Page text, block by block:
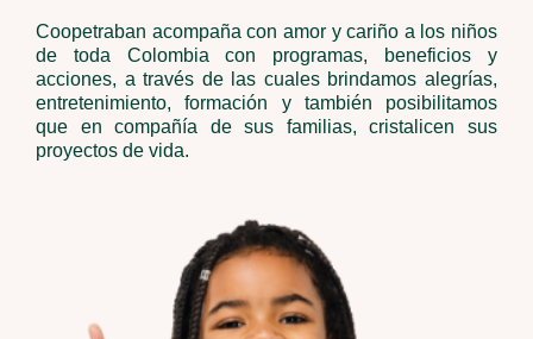
Coopetraban acompaña con amor y cariño a los niños
de toda Colombia con programas, beneficios y
acciones, a través de las cuales brindamos alegrías,
entretenimiento, formación y también posibilitamos
que en compañía de sus familias, cristalicen sus
proyectos de vida.